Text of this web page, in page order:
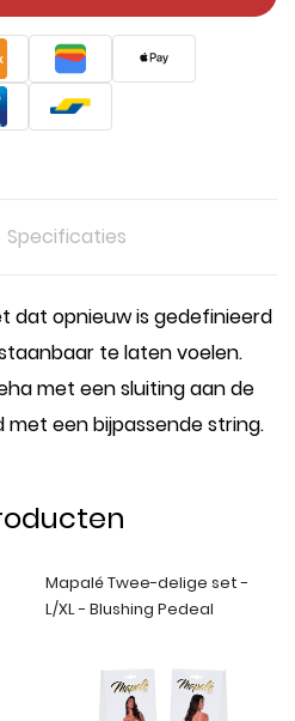
Specificaties
dat opnieuw is gedefinieerd
te laten voelen.
met een sluiting aan de
een bijpassende string.
Mapalé Twee-delige set -
L/XL - Blushing Pedeal